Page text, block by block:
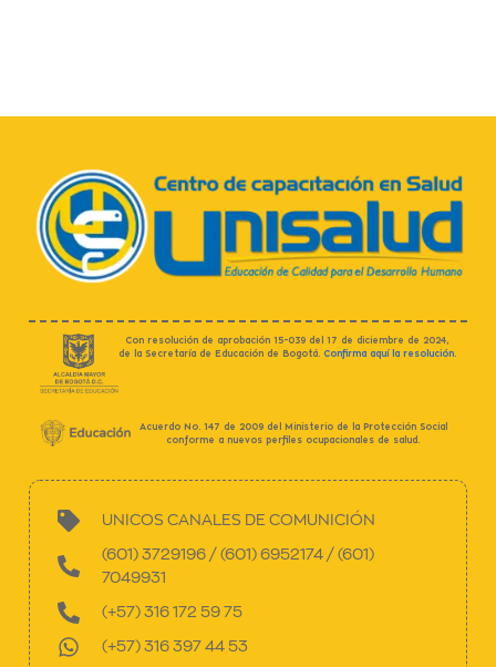
Con resolución de aprobación 15-039 del 17 de diciembre de 2024,
de la Secretaría de Educación de Bogotá.
Confirma aquí la resolución.
Acuerdo No. 147 de 2009 del Ministerio de la Protección Social
conforme a nuevos perfiles ocupacionales de salud.
UNICOS CANALES DE COMUNICIÓN
(601) 3729196 / (601) 6952174 / (601)
7049931
(+57) 316 172 59 75
(+57) 316 397 44 53